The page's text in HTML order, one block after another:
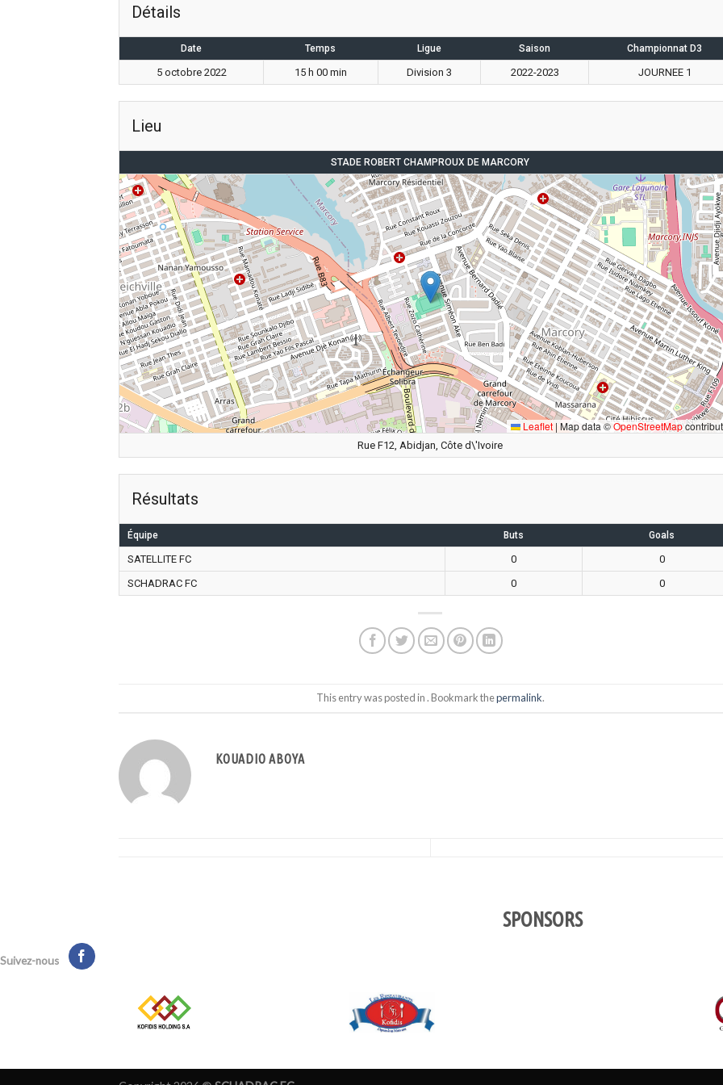
Détails
Date Temps Ligue Saison Championnat D3
5 octobre 2022 15 h 00 min Division 3 2022-2023 JOURNEE 1
Lieu
STADE ROBERT CHAMPROUX DE MARCORY
Leaflet | Map data ©OpenStreetMap
Rue F12, Abidjan, Côte d\'Ivoire
Résultats
Équipe Buts Goals
SATELLITE FC 0
0
SCHADRAC FC
0 0
This entry was posted in . Bookmark thepermalink.
KOUADIO ABOYA
SPONSORS
Suivez-nous